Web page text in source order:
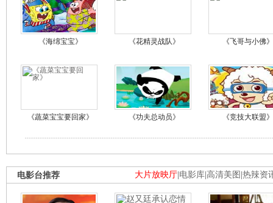
《海绵宝宝》 《花精灵战队》 《飞哥与小佛》
《蔬菜宝宝要回家》 《功夫总动员》 《竞技大联盟》
大片放映厅 电影库 高清美图 热辣资
电影台推荐